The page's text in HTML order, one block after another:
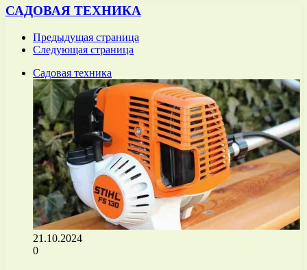
САДОВАЯ ТЕХНИКА
Предыдущая страница
Следующая страница
Садовая техника
21.10.2024
0